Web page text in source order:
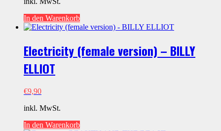
In den Warenkorb
Electricity (female version) – BILLY
ELLIOT
€9,90
inkl. MwSt.
In den Warenkorb